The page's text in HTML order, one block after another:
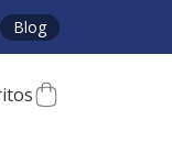
Blog